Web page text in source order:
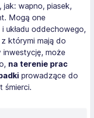
jak: wapno, piasek,
Mogą one
układu oddechowego,
z którymi mają do
inwestycję, może
na terenie prac
prowadzące do
śmierci.